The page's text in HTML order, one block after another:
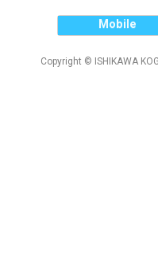
Mobile
Copyright © ISHIKAWA